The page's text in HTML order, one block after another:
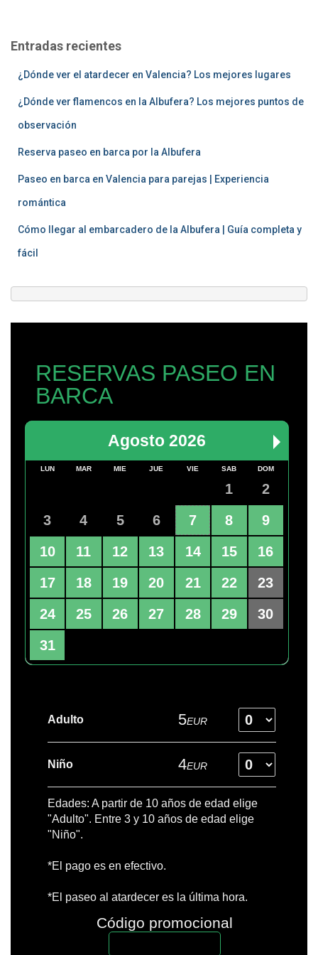
rEntradas recientes
¿Dónde ver el atardecer en Valencia? Los mejores lugares
¿Dónde ver flamencos en la Albufera? Los mejores puntos de
observación
Reserva paseo en barca por la Albufera
Paseo en barca en Valencia para parejas | Experiencia
romántica
Cómo llegar al embarcadero de la Albufera | Guía completa y
fácil